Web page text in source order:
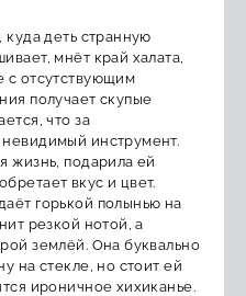
куда деть странную
мнёт край халата,
с отсутствующим
получает скупые
что за
инструмент.
жизнь, подарила ей
вкус и цвет.
горькой полынью на
резкой нотой, а
землёй. Она буквально
на стекле, но стоит ей
ироничное хихиканье.